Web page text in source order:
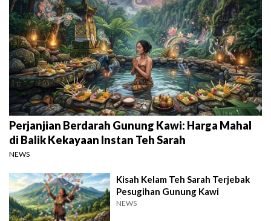
Perjanjian Berdarah Gunung Kawi: Harga Mahal
di Balik Kekayaan Instan Teh Sarah
NEWS
Kisah Kelam Teh Sarah Terjebak
Pesugihan Gunung Kawi
NEWS